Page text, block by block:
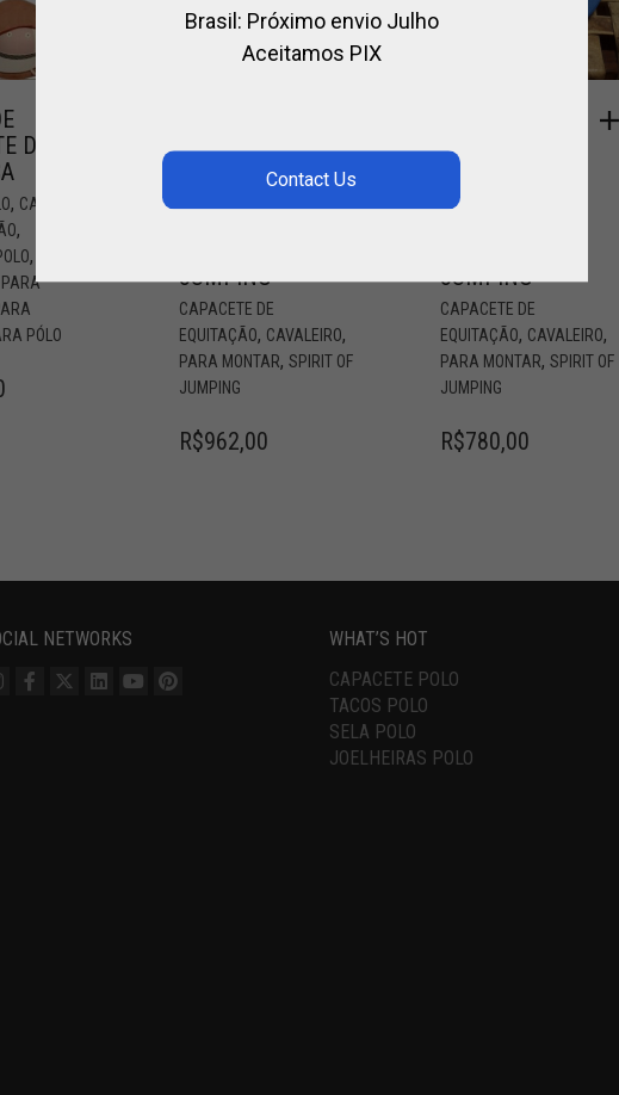
DE
, CAPACETE
,
,
PARA
PÓLO
EQUITAÇÃO
JUMPING
CAPACETE DE
EQUITAÇÃO, CAVALEIRO,
PARA MONTAR, SPIRIT OF
JUMPING
R$962,00
EQUITAÇÃO
COM
BANDEIRA DE
JUMPING
CAPACETE DE
EQUITAÇÃO, CAVALEIRO,
PARA MONTAR,SPIRIT OF
JUMPING
R$780,00
NETWORKS
WHAT’S HOT
CAPACETE POLO
TACOS POLO
SELA POLO
JOELHEIRAS POLO
Brasil: Próximo envio Julho
Aceitamos PIX